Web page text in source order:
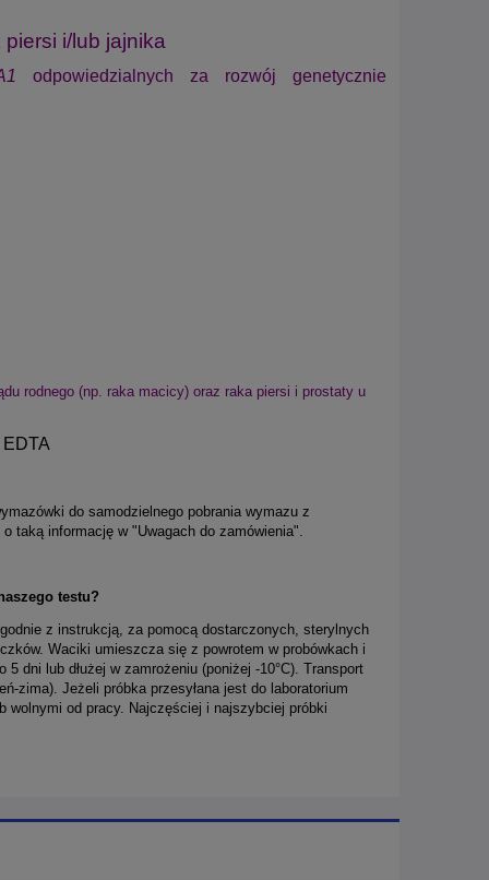
i/lub jajnika
odpowiedzialnych za rozwój genetycznie
rodnego (np. raka macicy) oraz raka piersi i prostaty u
do samodzielnego pobrania wymazu z
taką informację w "Uwagach do zamówienia".
testu?
z instrukcją, za pomocą dostarczonych, sterylnych
Waciki umieszcza się z powrotem w probówkach i
dni lub dłużej w zamrożeniu (poniżej -10°C). Transport
zima). Jeżeli próbka przesyłana jest do laboratorium
wolnymi od pracy. Najczęściej i najszybciej próbki